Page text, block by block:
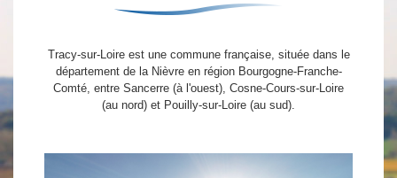
Tracy-sur-Loire est une commune française, située dans le
département de la Nièvre en région Bourgogne-Franche-
Comté, entre Sancerre (à l'ouest), Cosne-Cours-sur-Loire
(au nord) et Pouilly-sur-Loire (au sud).